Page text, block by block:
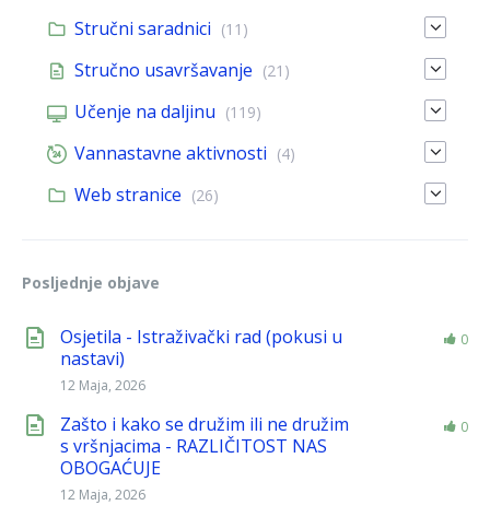
Stručni saradnici (11)
Stručno usavršavanje (21)
Učenje na daljinu (119)
Vannastavne aktivnosti (4)
Web stranice (26)
Posljednje objave
Osjetila - Istraživački rad (pokusi u
nastavi)
12 Maja, 2026
0
Zašto i kako se družim ili ne družim
s vršnjacima - RAZLIČITOST NAS
OBOGAĆUJE
12 Maja, 2026
0